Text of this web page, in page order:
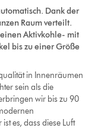
Dank der
Raum verteilt.
Aktivkohle- mit
bis zu einer Größe
in Innenräumen
sein als die
wir bis zu 90
es, dass diese Luft